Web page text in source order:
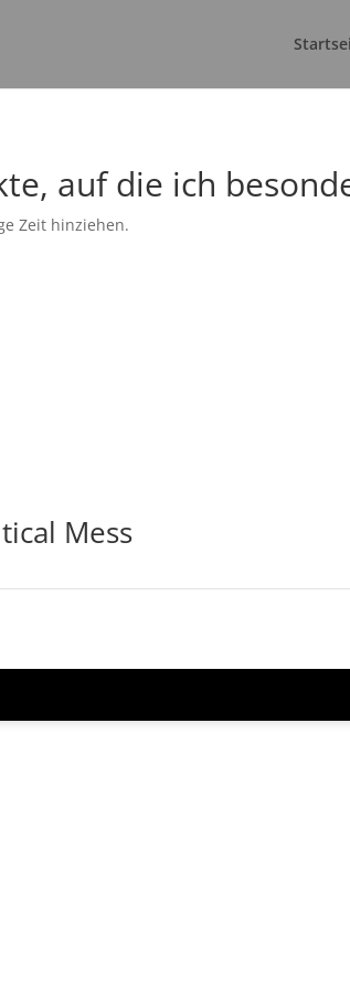
auf die ich
Zeit hinziehen.
Mess